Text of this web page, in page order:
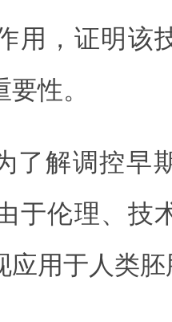
用，证明该
性。
了解调控早
于伦理、技
应用于人类